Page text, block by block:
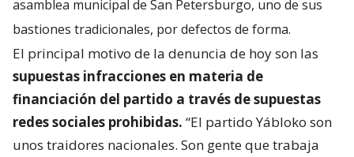
asamblea municipal de San Petersburgo, uno de sus
bastiones tradicionales, por defectos de forma.
El principal motivo de la denuncia de hoy son las
supuestas infracciones en materia de
financiación del partido a través de supuestas
redes sociales prohibidas. “El partido Yábloko son
unos traidores nacionales. Son gente que trabaja